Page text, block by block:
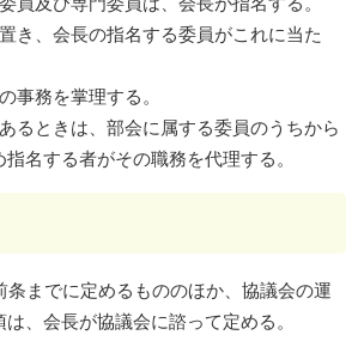
き、会長の指名する委員がこれに当た
務を掌理する。
るときは、部会に属する委員のうちから
名する者がその職務を代理する。
までに定めるもののほか、協議会の運
、会長が協議会に諮って定める。